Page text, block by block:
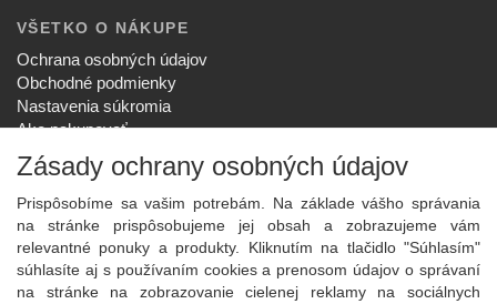
VŠETKO O NÁKUPE
Ochrana osobných údajov
Obchodné podmienky
Nastavenia súkromia
Ako nakupovať
Reklamačný poriadok
SPOLOČNOSŤ
O nás
Kontakt
Služby
Aktuality
Zásady ochrany osobných údajov
Prispôsobíme sa vašim potrebám. Na základe vášho správania
na stránke prispôsobujeme jej obsah a zobrazujeme vám
relevantné ponuky a produkty. Kliknutím na tlačidlo "Súhlasím"
súhlasíte aj s používaním cookies a prenosom údajov o správaní
na stránke na zobrazovanie cielenej reklamy na sociálnych